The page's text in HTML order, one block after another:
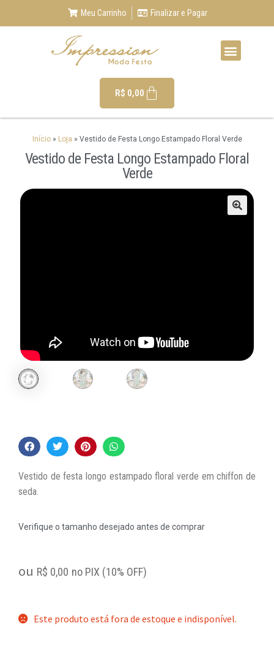
Meu Carrinho Finalizar e Pagar
R$ 0,00
Início» Loja » Vestido de Festa Longo Estampado Floral Verde
Vestido de Festa Longo Estampado Floral
Verde
Vestido de festa longo estampado floral verde em chiffon de
seda.
Verifique o tamanho desejado antes de comprar
ou R$ 0,00 no PIX (10% OFF)
Este produto está fora de estoque e indisponível.